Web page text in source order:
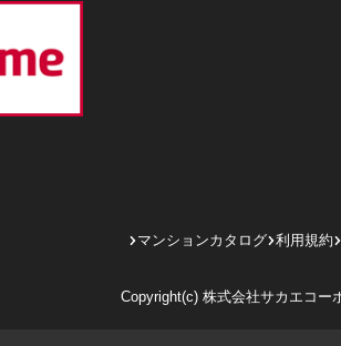
マンションカタログ 利用規約
Copyright(c) 株式会社サカエコー